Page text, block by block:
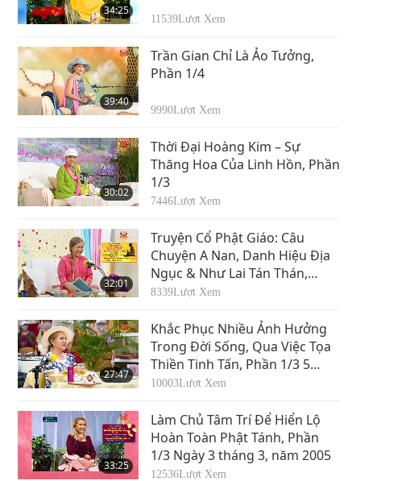
34:25
11539Lượt Xem
39:40
Trần Gian Chỉ Là Ảo Tưởng,
Phần 1/4
9990Lượt Xem
30:02
Thời Đại Hoàng Kim – Sự
Thăng Hoa Của Linh Hồn, Phần
1/3
7446Lượt Xem
32:01
Truyện Cổ Phật Giáo: Câu
Chuyện A Nan, Danh Hiệu Địa
Ngục & Như Lai Tán Thán,
Phần 1/11
8339Lượt Xem
27:47
Khắc Phục Nhiều Ảnh Hưởng
Trong Đời Sống, Qua Việc Tọa
Thiền Tinh Tấn, Phần 1/3 5
tháng 5, 30 tháng 6 & 1 tháng
10003Lượt Xem
33:25
Làm Chủ Tâm Trí Để Hiển Lộ
Hoàn Toàn Phật Tánh, Phần
1/3 Ngày 3 tháng 3, năm 2005
12536Lượt Xem